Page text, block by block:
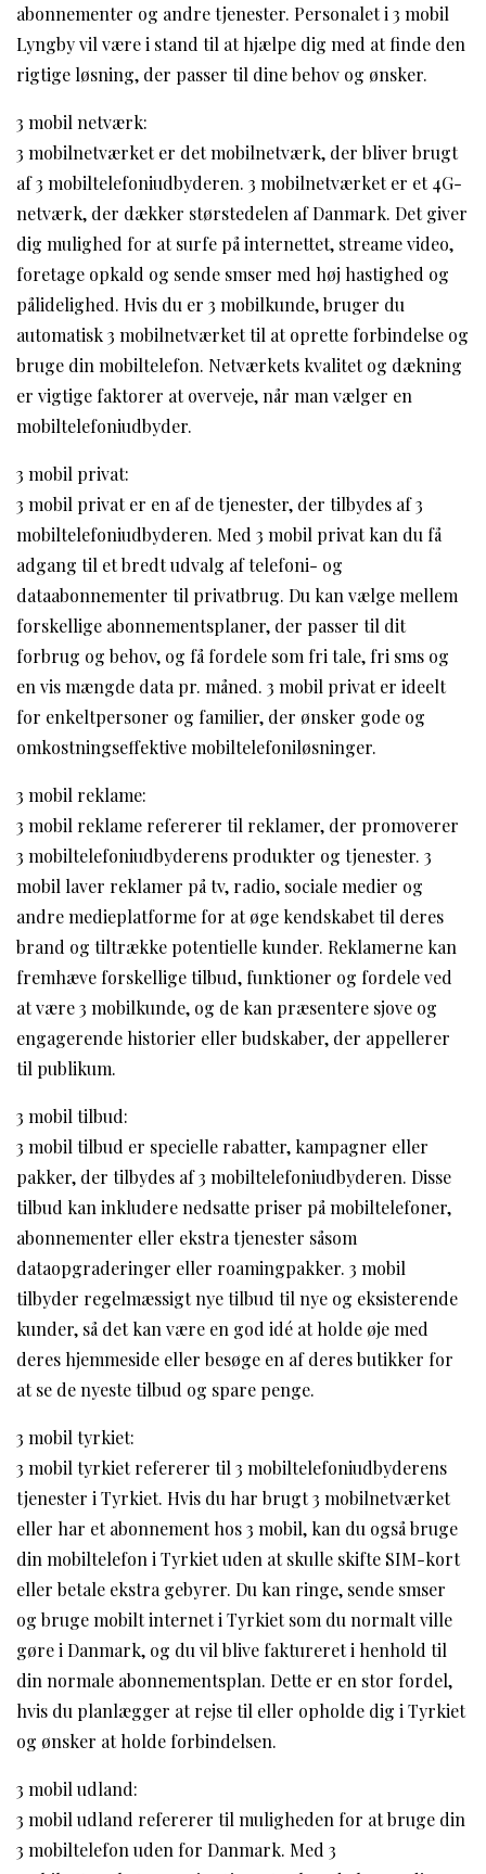
abonnementer og andre tjenester. Personalet i 3 mobil
Lyngby vil være i stand til at hjælpe dig med at finde den
rigtige løsning, der passer til dine behov og ønsker.
3 mobil netværk:
3 mobilnetværket er det mobilnetværk, der bliver brugt
af 3 mobiltelefoniudbyderen. 3 mobilnetværket er et 4G-
netværk, der dækker størstedelen af Danmark. Det giver
dig mulighed for at surfe på internettet, streame video,
foretage opkald og sende smser med høj hastighed og
pålidelighed. Hvis du er 3 mobilkunde, bruger du
automatisk 3 mobilnetværket til at oprette forbindelse og
bruge din mobiltelefon. Netværkets kvalitet og dækning
er vigtige faktorer at overveje, når man vælger en
mobiltelefoniudbyder.
3 mobil privat:
3 mobil privat er en af de tjenester, der tilbydes af 3
mobiltelefoniudbyderen. Med 3 mobil privat kan du få
adgang til et bredt udvalg af telefoni- og
dataabonnementer til privatbrug. Du kan vælge mellem
forskellige abonnementsplaner, der passer til dit
forbrug og behov, og få fordele som fri tale, fri sms og
en vis mængde data pr. måned. 3 mobil privat er ideelt
for enkeltpersoner og familier, der ønsker gode og
omkostningseffektive mobiltelefoniløsninger.
3 mobil reklame:
3 mobil reklame refererer til reklamer, der promoverer
3 mobiltelefoniudbyderens produkter og tjenester. 3
mobil laver reklamer på tv, radio, sociale medier og
andre medieplatforme for at øge kendskabet til deres
brand og tiltrække potentielle kunder. Reklamerne kan
fremhæve forskellige tilbud, funktioner og fordele ved
at være 3 mobilkunde, og de kan præsentere sjove og
engagerende historier eller budskaber, der appellerer
til publikum.
3 mobil tilbud:
3 mobil tilbud er specielle rabatter, kampagner eller
pakker, der tilbydes af 3 mobiltelefoniudbyderen. Disse
tilbud kan inkludere nedsatte priser på mobiltelefoner,
abonnementer eller ekstra tjenester såsom
dataopgraderinger eller roamingpakker. 3 mobil
tilbyder regelmæssigt nye tilbud til nye og eksisterende
kunder, så det kan være en god idé at holde øje med
deres hjemmeside eller besøge en af deres butikker for
at se de nyeste tilbud og spare penge.
3 mobil tyrkiet:
3 mobil tyrkiet refererer til 3 mobiltelefoniudbyderens
tjenester i Tyrkiet. Hvis du har brugt 3 mobilnetværket
eller har et abonnement hos 3 mobil, kan du også bruge
din mobiltelefon i Tyrkiet uden at skulle skifte SIM-kort
eller betale ekstra gebyrer. Du kan ringe, sende smser
og bruge mobilt internet i Tyrkiet som du normalt ville
gøre i Danmark, og du vil blive faktureret i henhold til
din normale abonnementsplan. Dette er en stor fordel,
hvis du planlægger at rejse til eller opholde dig i Tyrkiet
og ønsker at holde forbindelsen.
3 mobil udland:
3 mobil udland refererer til muligheden for at bruge din
3 mobiltelefon uden for Danmark. Med 3